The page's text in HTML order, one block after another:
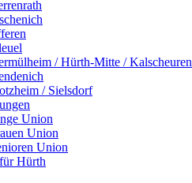
/ Hürth-Mitte / Kalscheuren
/ Sielsdorf
Union
Union
Union
Hürth